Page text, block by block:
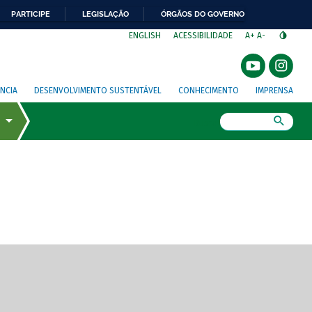
PARTICIPE LEGISLAÇÃO ÓRGÃOS DO GOVERNO
ENGLISH ACESSIBILIDADE A+ A-
DESENVOLVIMENTO SUSTENTÁVEL CONHECIMENTO IMPRENSA
de tela